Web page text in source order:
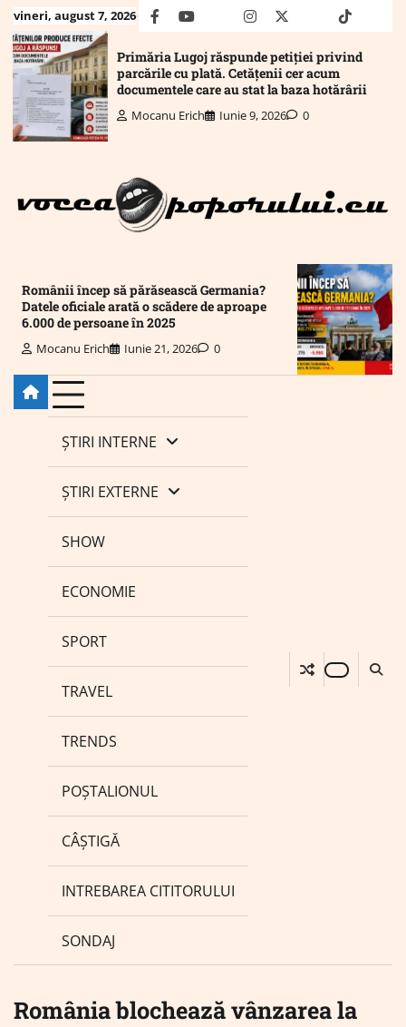
Skip
to
content
vineri, august 7, 2026 facebookyoutubeMailinstagram
twitter truthtiktok
Primăria Lugoj răspunde petiției privind
parcările cu plată. Cetățenii cer acum
documentele care au stat la baza hotărârii
Mocanu Erich Iunie 9, 2026 0
Românii încep să părăsească Germania?
Datele oficiale arată o scădere de aproape
6.000 de persoane în 2025
Mocanu Erich Iunie 21, 2026 0
ȘTIRI INTERNE
ȘTIRI EXTERNE
SHOW
ECONOMIE
SPORT
TRAVEL
TRENDS
POȘTALIONUL
CÂȘTIGĂ
INTREBAREA CITITORULUI
SONDAJ
România blochează vânzarea la